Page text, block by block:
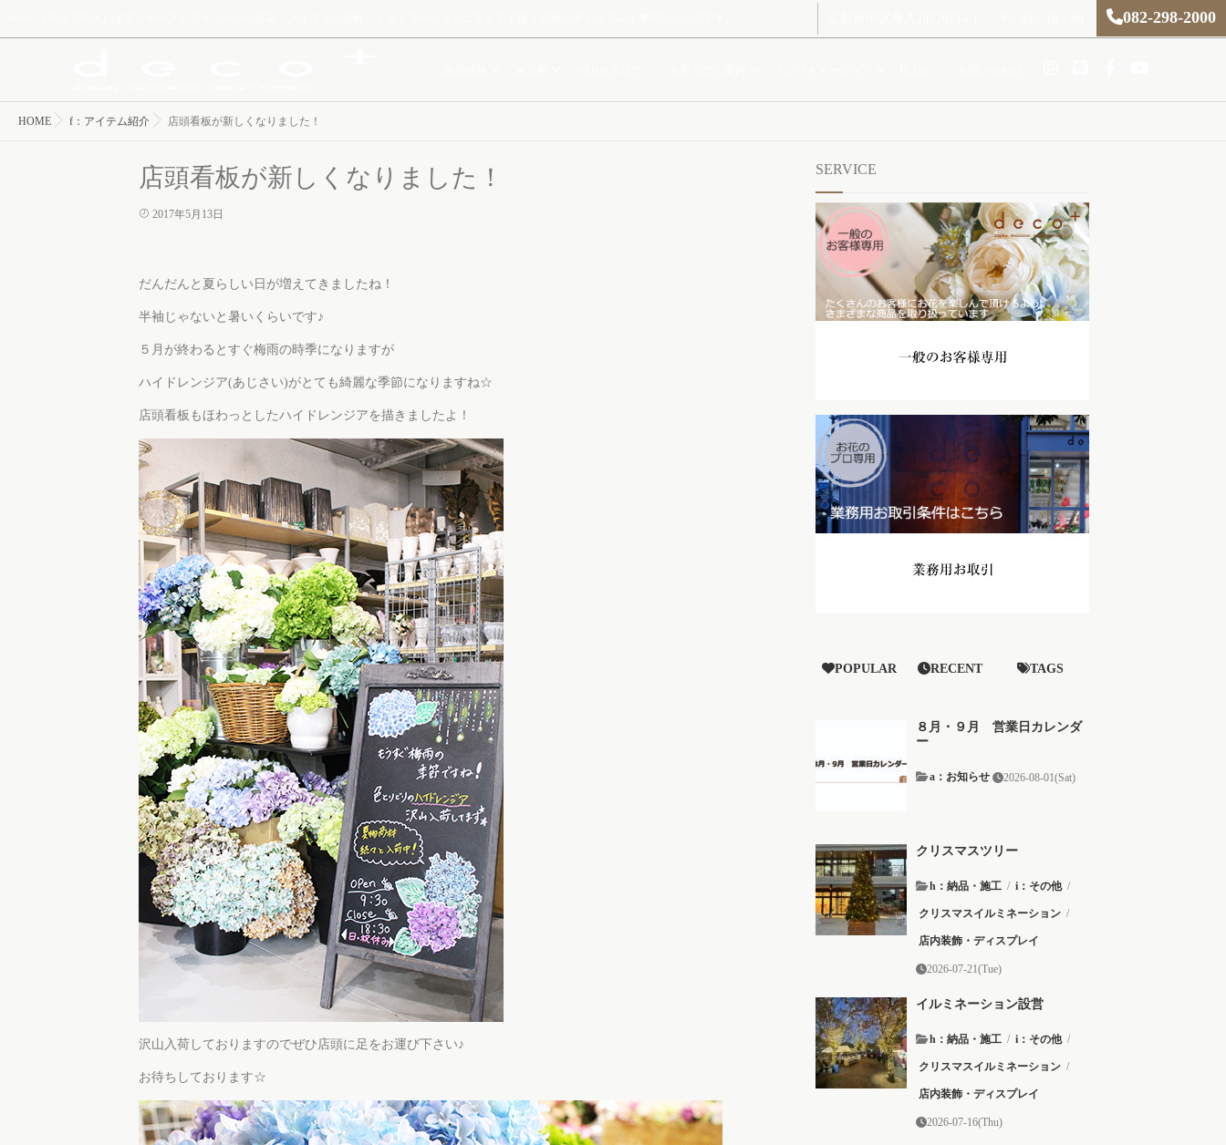
082-298-2000
HOME f：アイテム紹介 店頭看板が新しくなりました！
店頭看板が新しくなりました！
2017年5月13日
だんだんと夏らしい日が増えてきましたね！
半袖じゃないと暑いくらいです♪
５月が終わるとすぐ梅雨の時季になりますが
ハイドレンジア(あじさい)がとても綺麗な季節になりますね☆
店頭看板もほわっとしたハイドレンジアを描きましたよ！
沢山入荷しておりますのでぜひ店頭に足をお運び下さい♪
お待ちしております☆
SERVICE
POPULAR RECENT TAGS
８月・９月 営業日カレンダ
ー
a：お知らせ 2026-08-01(Sat)
クリスマスツリー
h：納品・施工 / i：その他 /
クリスマスイルミネーション /
店内装飾・ディスプレイ
2026-07-21(Tue)
イルミネーション設営
h：納品・施工 / i：その他 /
クリスマスイルミネーション /
店内装飾・ディスプレイ
2026-07-16(Thu)